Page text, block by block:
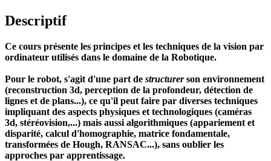
Descriptif
Ce cours présente les principes et les techniques de la vision par
ordinateur utilisés dans le domaine de la Robotique.
Pour le robot, s'agit d'une part de structurerson environnement
(reconstruction 3d, perception de la profondeur, détection de
lignes et de plans...), ce qu'il peut faire par diverses techniques
impliquant des aspects physiques et technologiques (caméras
3d, stéréovision,...) mais aussi algorithmiques (appariement et
disparité, calcul d'homographie, matrice fondamentale,
transformées de Hough, RANSAC...), sans oublier les
approches par apprentissage.